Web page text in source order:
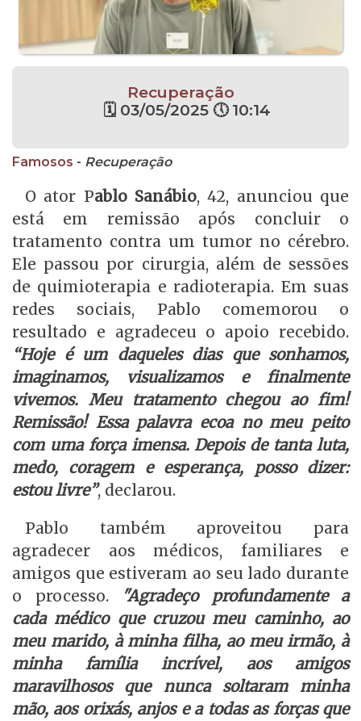
Recuperação
🗓 03/05/2025 🕔 10:14
Famosos - Recuperação
O ator Pablo Sanábio, 42, anunciou que
está em remissão após concluir o
tratamento contra um tumor no cérebro.
Ele passou por cirurgia, além de sessões
de quimioterapia e radioterapia. Em suas
redes sociais, Pablo comemorou o
resultado e agradeceu o apoio recebido.
“Hojeé um daqueles dias que sonhamos,
imaginamos, visualizamos e finalmente
vivemos. Meu tratamento chegou ao fim!
Remissão! Essa palavra ecoa no meu peito
com uma força imensa. Depois de tanta luta,
medo, coragem e esperança, posso dizer:
estou livre”, declarou.
Pablo também aproveitou para
agradecer aos médicos, familiares e
amigos que estiveram ao seu lado durante
o processo.
"Agradeço profundamente a
cada médico que cruzou meu caminho, ao
meu marido, à minha filha, ao meu irmão, à
minha família incrível, aos amigos
maravilhosos que nunca soltaram minha
mão, aos orixás, anjos e a todas as forças que